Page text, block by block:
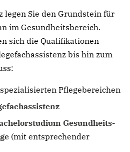
legen Sie den Grundstein für
im Gesundheitsbereich.
sich die Qualifikationen
bis hin zum
Pflegebereichen
Gesundheits-
(mit entsprechender